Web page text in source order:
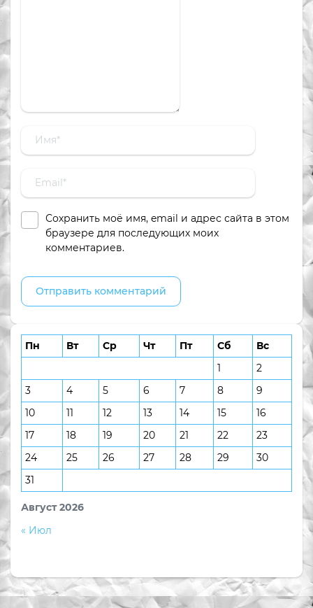
Сохранить моё имя, email и адрес сайта в этом
браузере для последующих моих
комментариев.
Август 2026
Пн Вт Ср Чт Пт Сб
Вс
1
2
3
4 5 6 7 8
9
10
11 12 13 14 15
16
17
18 19 20 21 22
23
24
25 26 27 28 29
30
31
« Июл